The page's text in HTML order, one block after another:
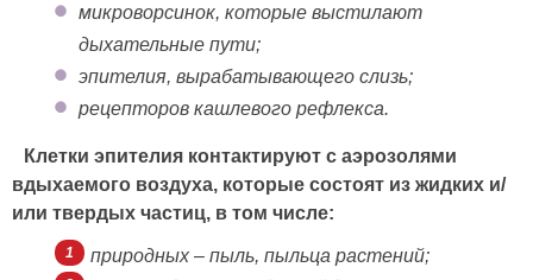
микроворсинок, которые выстилают
дыхательные пути;
эпителия, вырабатывающего слизь;
рецепторов кашлевого рефлекса.
Клетки эпителия контактируют с аэрозолями
вдыхаемого воздуха, которые состоят из жидких и/
или твердых частиц, в том числе:
природных – пыль, пыльца растений;